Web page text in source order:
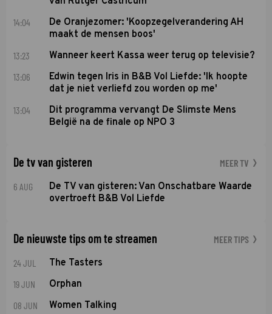
14:04
De Oranjezomer: 'Koopzegelverandering AH
maakt de mensen boos'
13:23 Wanneer keert Kassa weer terug op televisie?
13:06
Edwin tegen Iris in B&B Vol Liefde: 'Ik hoopte
dat je niet verliefd zou worden op me'
13:04
Dit programma vervangt De Slimste Mens
België na de finale op NPO 3
De tv van gisteren MEER TV
6 AUG
De TV van gisteren: Van Onschatbare Waarde
overtroeft B&B Vol Liefde
De nieuwste tips om te streamen MEER TIPS
24 JUL The Tasters
19 JUN Orphan
08 JUN Women Talking